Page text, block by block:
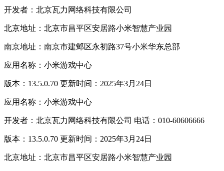
开发者：北京瓦力网络科技有限公司
北京地址：北京市昌平区安居路小米智慧产业园
南京地址：南京市建邺区永初路37号小米华东总部
应用名称：小米游戏中心
版本：13.5.0.70 更新时间：2025年3月24日
应用名称：小米游戏中心
开发者：北京瓦力网络科技有限公司 电话：010-60606666
版本：13.5.0.70 更新时间：2025年3月24日
北京地址：北京市昌平区安居路小米智慧产业园